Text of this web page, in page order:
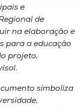
e
de
na elaboração e
para a educação
projeto,
simboliza